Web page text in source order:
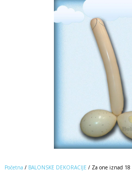
Početna / BALONSKE DEKORACIJE / Za one iznad 18